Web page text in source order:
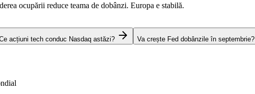
ocupării reduce teama de dobânzi. Europa e stabilă.
acțiuni tech conduc Nasdaq astăzi? Va crește Fed dobânzile în septembrie?